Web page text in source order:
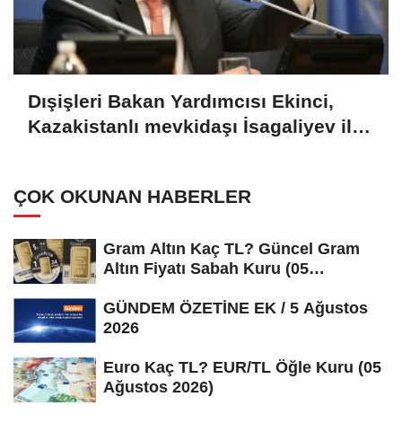
Dışişleri Bakan Yardımcısı Ekinci,
Kazakistanlı mevkidaşı İsagaliyev ile
ÇOK OKUNAN HABERLER
Gram Altın Kaç TL? Güncel Gram
Altın Fiyatı Sabah Kuru (05
GÜNDEM ÖZETİNE EK / 5 Ağustos
2026
Euro Kaç TL? EUR/TL Öğle Kuru (05
Ağustos 2026)